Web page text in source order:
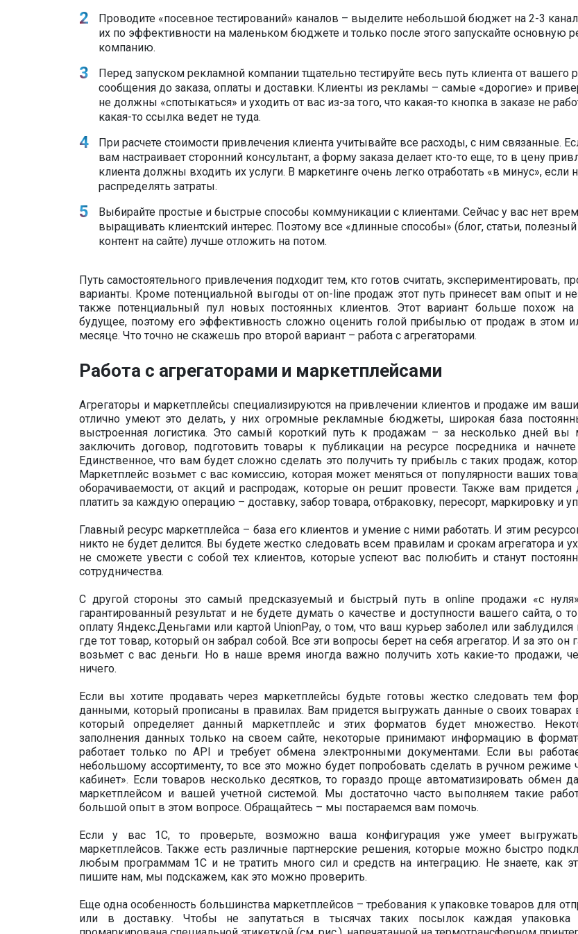
Проводите «посевное тестирований» каналов – выделите небольшой бюджет на 2-3
их по эффективности на маленьком бюджете и только после этого запускайте основную
компанию.
Перед запуском рекламной компании тщательно тестируйте весь путь клиента от вашего
сообщения до заказа, оплаты и доставки. Клиенты из рекламы – самые «дорогие» и
не должны «спотыкаться» и уходить от вас из-за того, что какая-то кнопка в заказе не
какая-то ссылка ведет не туда.
При расчете стоимости привлечения клиента учитывайте все расходы, с ним связанные.
вам настраивает сторонний консультант, а форму заказа делает кто-то еще, то в цену
клиента должны входить их услуги. В маркетинге очень легко отработать «в минус», если
распределять затраты.
Выбирайте простые и быстрые способы коммуникации с клиентами. Сейчас у вас нет
выращивать клиентский интерес. Поэтому все «длинные способы» (блог, статьи,
контент на сайте) лучше отложить на потом.
Путь самостоятельного привлечения подходит тем, кто готов считать, экспериментировать,
варианты. Кроме потенциальной выгоды от on-line продаж этот путь принесет вам опыт и
также потенциальный пул новых постоянных клиентов. Этот вариант больше похож
будущее, поэтому его эффективность сложно оценить голой прибылью от продаж в этом
месяце. Что точно не скажешь про второй вариант – работа с агрегаторами.
Работа с агрегаторами и маркетплейсами
Агрегаторы и маркетплейсы специализируются на привлечении клиентов и продаже им
отлично умеют это делать, у них огромные рекламные бюджеты, широкая база
выстроенная логистика. Это самый короткий путь к продажам – за несколько дней вы
заключить договор, подготовить товары к публикации на ресурсе посредника и
Единственное, что вам будет сложно сделать это получить ту прибыль с таких продаж,
Маркетплейс возьмет с вас комиссию, которая может меняться от популярности ваших
оборачиваемости, от акций и распродаж, которые он решит провести. Также вам придется
платить за каждую операцию – доставку, забор товара, отбраковку, пересорт, маркировку и
Главный ресурс маркетплейса – база его клиентов и умение с ними работать. И этим
никто не будет делится. Вы будете жестко следовать всем правилам и срокам агрегатора и
не сможете увести с собой тех клиентов, которые успеют вас полюбить и станут
сотрудничества.
С другой стороны это самый предсказуемый и быстрый путь в online продажи «с
гарантированный результат и не будете думать о качестве и доступности вашего сайта, о
оплату Яндекс.Деньгами или картой UnionPay, о том, что ваш курьер заболел или
где тот товар, который он забрал собой. Все эти вопросы берет на себя агрегатор. И за это он
возьмет с вас деньги. Но в наше время иногда важно получить хоть какие-то продажи,
ничего.
Если вы хотите продавать через маркетплейсы будьте готовы жестко следовать тем
данными, который прописаны в правилах. Вам придется выгружать данные о своих товарах
который определяет данный маркетплейс и этих форматов будет множество.
заполнения данных только на своем сайте, некоторые принимают информацию в
работает только по API и требует обмена электронными документами. Если вы
небольшому ассортименту, то все это можно будет попробовать сделать в ручном режиме
кабинет». Если товаров несколько десятков, то гораздо проще автоматизировать обмен
маркетплейсом и вашей учетной системой. Мы достаточно часто выполняем такие
большой опыт в этом вопросе. Обращайтесь – мы постараемся вам помочь.
Если у вас 1С, то проверьте, возможно ваша конфигурация уже умеет
маркетплейсов. Также есть различные партнерские решения, которые можно быстро
любым программам 1С и не тратить много сил и средств на интеграцию. Не знаете, как
пишите нам, мы подскажем, как это можно проверить.
Еще одна особенность большинства маркетплейсов – требования к упаковке товаров для
или в доставку. Чтобы не запутаться в тысячах таких посылок каждая